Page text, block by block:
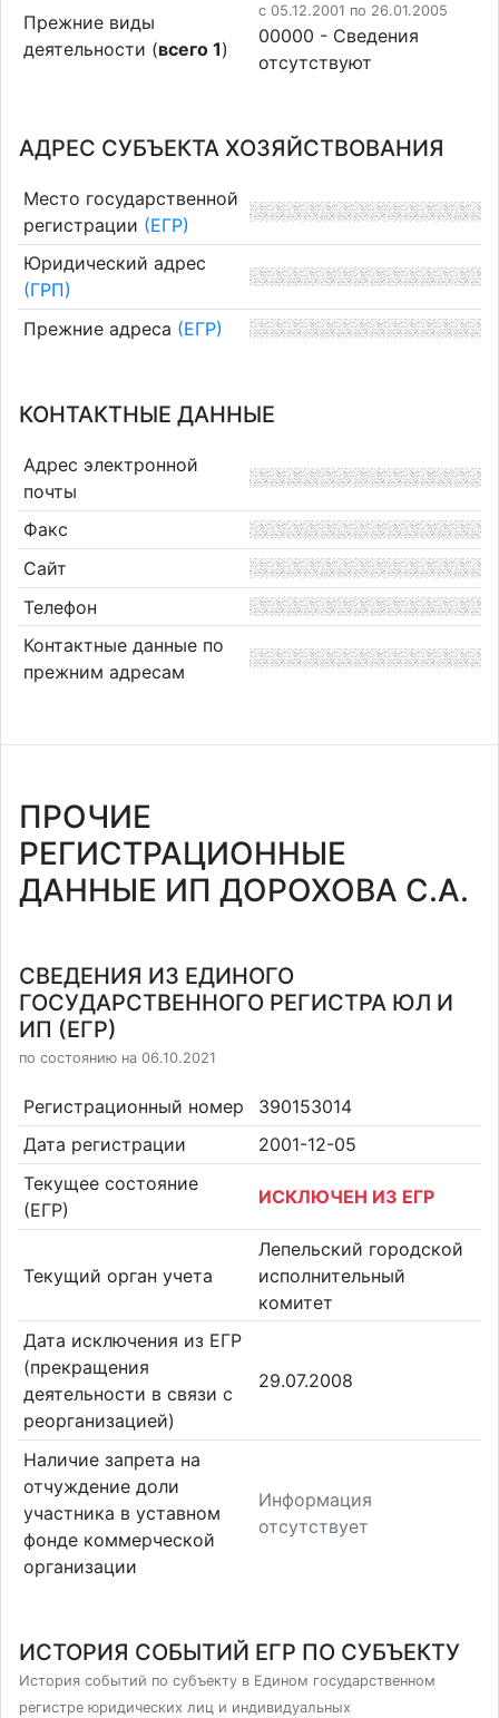
Прежние виды
деятельности (всего 1)
c 05.12.2001 по 26.01.2005
00000 - Cведения
отсутствуют
АДРЕС СУБЪЕКТА ХОЗЯЙСТВОВАНИЯ
Место государственной
регистрации (ЕГР)
Юридический адрес
(ГРП)
Прежние адреса (ЕГР)
КОНТАКТНЫЕ ДАННЫЕ
Адрес электронной
почты
Факс
Сайт
Телефон
Контактные данные по
прежним адресам
ПРОЧИЕ
РЕГИСТРАЦИОННЫЕ
ДАННЫЕ ИП ДОРОХОВА С.А.
СВЕДЕНИЯ ИЗ ЕДИНОГО
ГОСУДАРСТВЕННОГО РЕГИСТРА ЮЛ И
ИП (ЕГР)
по состоянию на 06.10.2021
Регистрационный номер
390153014
Дата регистрации
2001-12-05
Текущее состояние
(ЕГР)
ИСКЛЮЧЕН ИЗ ЕГР
Текущий орган учета
Лепельский городской
исполнительный
комитет
Дата исключения из ЕГР
(прекращения
деятельности в связи с
реорганизацией)
29.07.2008
Наличие запрета на
отчуждение доли
участника в уставном
фонде коммерческой
организации
Информация
отсутствует
ИСТОРИЯ СОБЫТИЙ ЕГР ПО СУБЪЕКТУ
История событий по субъекту в Едином государственном
регистре юридических лиц и индивидуальных